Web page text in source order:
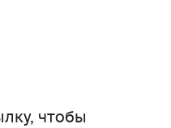
чтобы